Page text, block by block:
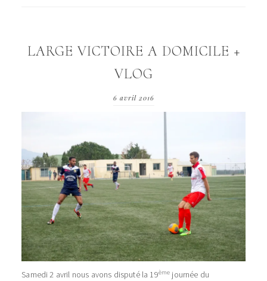
LARGE VICTOIRE A DOMICILE +
VLOG
6 avril 2016
Samedi 2 avril nous avons disputé la 19ème journée du